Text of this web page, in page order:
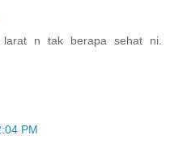
n tak berapa sehat ni.
PM